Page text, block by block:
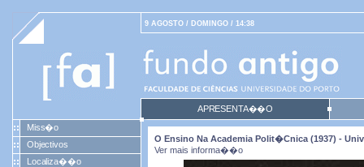
9 AGOSTO / DOMINGO / 14:38
APRESENTA��O
Miss�o
Objectivos
Localiza��o
O Ensino Na Academia Polit�cnica (1937) -
Ver mais informa��o